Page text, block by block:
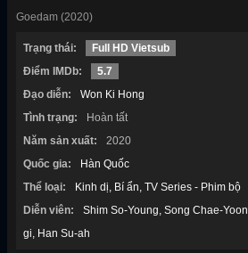
Goedam (2020)
Trạng thái:
Full HD Vietsub
Điểm IMDb:
5.7
Đạo diễn:
Won Ki Hong
Tình trạng:
Hoàn tất
Năm sản xuất:
2020
Quốc gia:
Hàn Quốc
Thể loại:
Kinh dị Bí ẩn TV Series - Phim bộ
Diễn viên:
Shim So-Young Song Chae-Yoon
gi
Han Su-ah